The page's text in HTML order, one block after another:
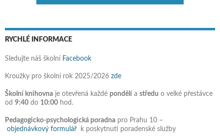
RYCHLÉ INFORMACE
Sledujte náš školní Facebook
Kroužky pro školní rok 2025/2026 zde
Školní knihovna je otevřená každé pondělí a středu o velké přestávce
od 9:40 do 10:00 hod.
Pedagogicko-psychologická poradna pro Prahu 10 –
objednávkový formulář k poskytnutí poradenské služby